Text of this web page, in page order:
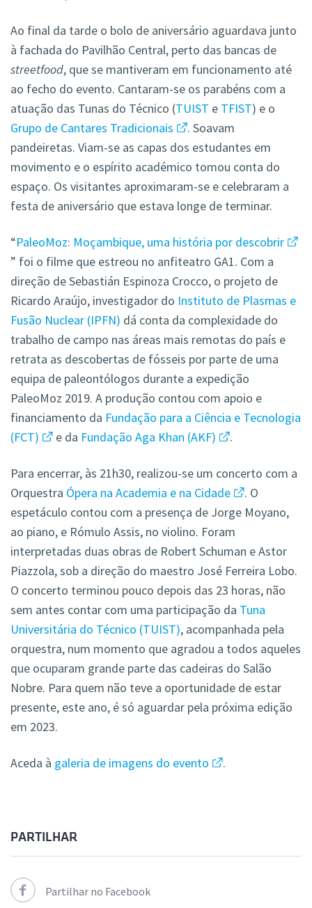
Ao final da tarde o bolo de aniversário aguardava junto
à fachada do Pavilhão Central, perto das bancas de
streetfood, que se mantiveram em funcionamento até
ao fecho do evento. Cantaram-se os parabéns com a
atuação das Tunas do Técnico (TUIST e TFIST) e o
Grupo de Cantares Tradicionais
. Soavam
pandeiretas. Viam-se as capas dos estudantes em
movimento e o espírito académico tomou conta do
espaço. Os visitantes aproximaram-se e celebraram a
festa de aniversário que estava longe de terminar.
“PaleoMoz: Moçambique, uma história por descobrir
” foi o filme que estreou no anfiteatro GA1. Com a
direção de Sebastián Espinoza Crocco, o projeto de
Ricardo Araújo, investigador do Instituto de Plasmas e
Fusão Nuclear (IPFN) dá conta da complexidade do
trabalho de campo nas áreas mais remotas do país e
retrata as descobertas de fósseis por parte de uma
equipa de paleontólogos durante a expedição
PaleoMoz 2019. A produção contou com apoio e
financiamento da Fundação para a Ciência e Tecnologia
(FCT)
e da Fundação Aga Khan (AKF) .
Para encerrar, às 21h30, realizou-se um concerto com a
Orquestra Ópera na Academia e na Cidade
. O
espetáculo contou com a presença de Jorge Moyano,
ao piano, e Rómulo Assis, no violino. Foram
interpretadas duas obras de Robert Schuman e Astor
Piazzola, sob a direção do maestro José Ferreira Lobo.
O concerto terminou pouco depois das 23 horas, não
sem antes contar com uma participação da Tuna
Universitária do Técnico (TUIST), acompanhada pela
orquestra, num momento que agradou a todos aqueles
que ocuparam grande parte das cadeiras do Salão
Nobre. Para quem não teve a oportunidade de estar
presente, este ano, é só aguardar pela próxima edição
em 2023.
Aceda à galeria de imagens do evento .
PARTILHAR
Partilhar no Facebook